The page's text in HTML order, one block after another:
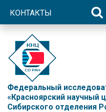
КОНТАКТЫ
Федеральный
«Красноярский научный
Сибирского отделения